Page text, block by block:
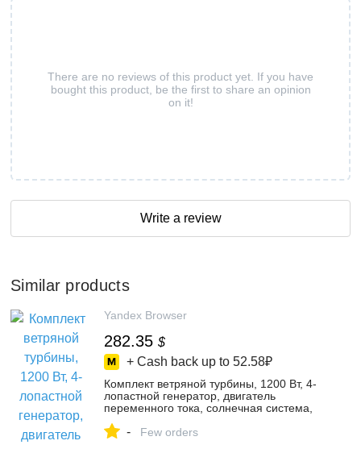
There are no reviews of this product yet. If you have
bought this product, be the first to share an opinion
on it!
Write a review
Similar products
Yandex Browser
282.35 $
+ Cash back up to 52.58₽
Комплект ветряной турбины, 1200 Вт, 4-
лопастной генератор, двигатель
переменного тока, солнечная система,
В) – купить в интернет-магазине canyan
- Few orders